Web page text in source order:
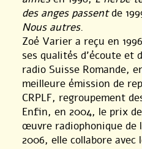
des anges passentde
Nous autres.
Zoé Varier a reçu en
ses qualités d’écoute et
radio Suisse Romande,
meilleure émission de
CRPLF, regroupement
Enfin, en 2004, le prix
œuvre radiophonique de
2006, elle collabore avec